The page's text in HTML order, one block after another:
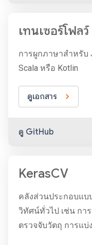
เทนเซอร์โฟลว์
การผูกภาษาสำหรับ
Scala หรือ Kotlin
ดูเอกสาร
ดู GitHub
KerasCV
คลังส่วนประกอบแบ
วิทัศน์ทั่วไป เช่น กา
ตรวจจับวัตถุ การแ